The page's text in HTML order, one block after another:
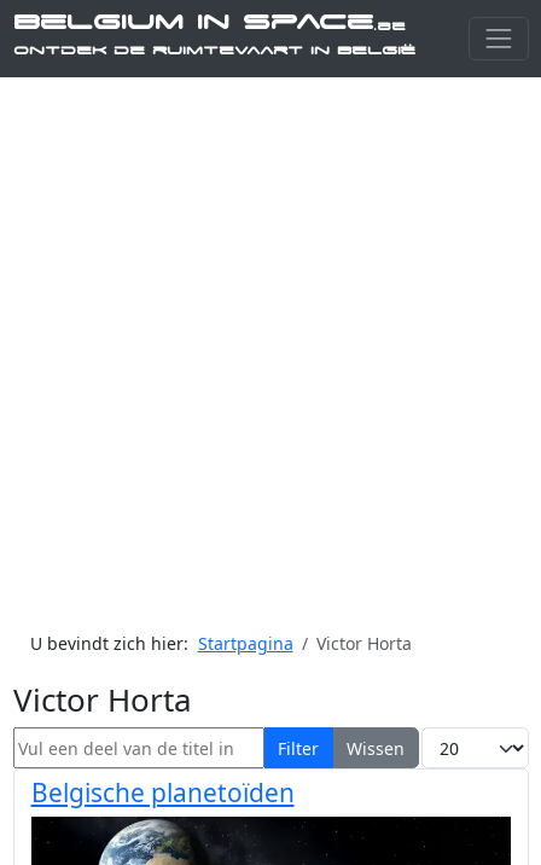
Belgium in Space.be
Ontdek de ruimtevaart in België
U bevindt zich hier: Startpagina Victor Horta
Victor Horta
Vul een deel van de titel in Filter Wissen Toon #
Belgische planetoïden